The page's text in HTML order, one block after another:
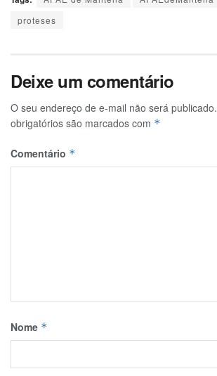
proteses
Deixe um comentário
O seu endereço de e-mail não será publicado.
obrigatórios são marcados com *
Comentário *
Nome *